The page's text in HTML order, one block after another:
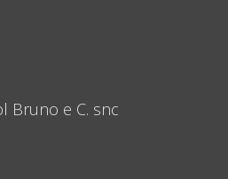
Bruno e C. snc